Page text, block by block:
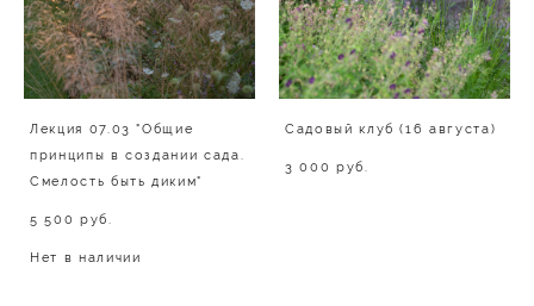
Лекция 07.03 "Общие
принципы в создании сада.
Смелость быть диким"
5 500 pуб.
Нет в наличии
Садовый клуб (16 августа)
3 000 pуб.